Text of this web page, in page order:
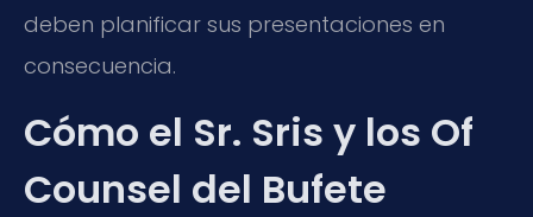
deben planificar sus presentaciones en
consecuencia.
Cómo el Sr. Sris y los Of
Counsel del Bufete